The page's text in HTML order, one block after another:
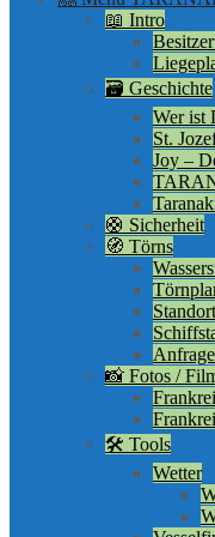
📖 Intro
🗃️ Geschichte
Wer ist
St.
Joy –
🛟 Sicherheit
🧭 Törns
📸 Fotos /
🛠️ Tools
Wetter